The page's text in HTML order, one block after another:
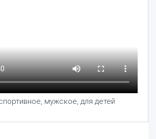
мужское, для детей